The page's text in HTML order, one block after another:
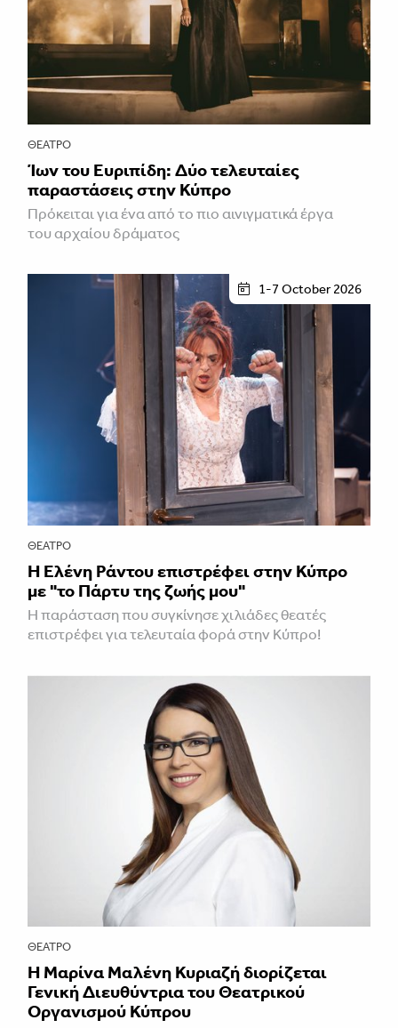
ΘΈΑΤΡΟ
Ίων του Ευριπίδη: Δύο τελευταίες
παραστάσεις στην Κύπρο
Πρόκειται για ένα από το πιο αινιγματικά έργα
του αρχαίου δράματος
1-7 October 2026
ΘΈΑΤΡΟ
H Ελένη Ράντου επιστρέφει στην Κύπρο
με "το Πάρτυ της ζωής μου"
Η παράσταση που συγκίνησε χιλιάδες θεατές
επιστρέφει για τελευταία φορά στην Κύπρο!
ΘΈΑΤΡΟ
Η Μαρίνα Μαλένη Κυριαζή διορίζεται
Γενική Διευθύντρια του Θεατρικού
Οργανισμού Κύπρου